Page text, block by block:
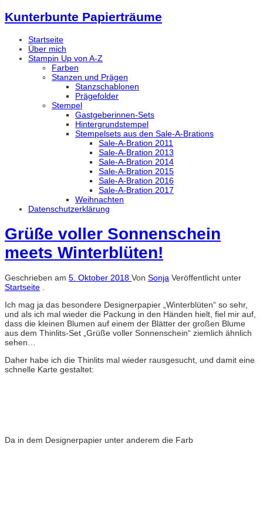
Kunterbunte Papierträume
Startseite
Über mich
Stampin Up von A-Z
Farben
Stanzen und Prägen
Stanzschablonen
Prägefolder
Stempel
Gastgeberinnen-Sets
Hintergrundstempel
Stempelsets aus den Sale-A-Brations
Sale-A-Bration 2011
Sale-A-Bration 2013
Sale-A-Bration 2014
Sale-A-Bration 2015
Sale-A-Bration 2016
Sale-A-Bration 2017
Weihnachten
Datenschutzerklärung
Grüße voller Sonnenschein
meets Winterblüten!
Geschrieben am 5. Oktober 2018 Von Sonja Veröffentlicht unter
Startseite .
Ich mag ja das besondere Designerpapier „Winterblüten“ so sehr,
und als ich mal wieder die Packung in den Händen hielt, fiel mir auf,
dass die kleinen Blumen auf einem der Blätter der großen Blume
aus dem Thinlits-Set „Grüße voller Sonnenschein“ ziemlich ähnlich
sehen…
Daher habe ich die Thinlits mal wieder rausgesucht, und damit eine
schnelle Karte gestaltet:
Da in dem Designerpapier unter anderem die Farb